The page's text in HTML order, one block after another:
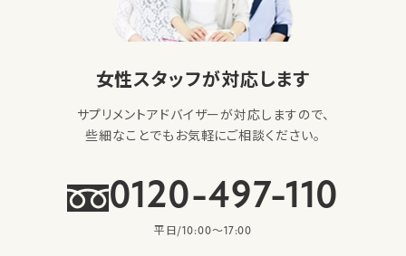
女性スタッフが対応します
サプリメントアドバイザーが対応しますので、
些細なことでもお気軽にご相談ください。
0120-497-110
平日/10:00〜17:00